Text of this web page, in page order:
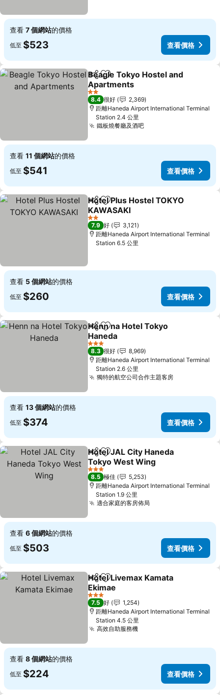
查看 7 個網站的價格
低至 $523 查看價格
分享 放到收藏夾
Beagle Tokyo Hostel and
Apartments
2 星級
8.4 很好
2,369
距離Haneda Airport International Terminal
Station 2.4 公里
鐵板燒餐廳及酒吧
查看 11 個網站的價格
低至 $541 查看價格
分享 放到收藏夾
Hotel Plus Hostel TOKYO
KAWASAKI
2 星級
7.9 好
3,121
距離Haneda Airport International Terminal
Station 6.5 公里
查看 5 個網站的價格
低至 $260 查看價格
分享 放到收藏夾
Henn na Hotel Tokyo
Haneda
3 星級
8.3 很好
8,969
距離Haneda Airport International Terminal
Station 2.6 公里
獨特的航空公司合作主題客房
查看 13 個網站的價格
低至 $374 查看價格
分享 放到收藏夾
Hotel JAL City Haneda
Tokyo West Wing
3 星級
8.5 極佳
5,253
距離Haneda Airport International Terminal
Station 1.9 公里
適合家庭的客房佈局
查看 6 個網站的價格
低至 $503 查看價格
分享 放到收藏夾
Hotel Livemax Kamata
Ekimae
3 星級
7.5 好
1,254
距離Haneda Airport International Terminal
Station 4.5 公里
高效自助服務機
查看 8 個網站的價格
低至 $224 查看價格